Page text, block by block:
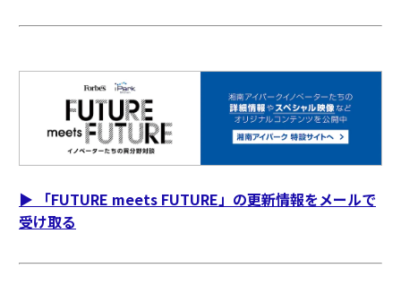
▶︎ 「FUTURE meets FUTURE」の更新情報をメールで
受け取る